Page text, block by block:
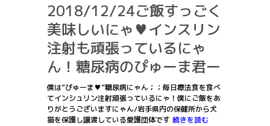
2018/12/24ご飯すっごく
美味しいにゃ♥インスリン
注射も頑張っているにゃ
ん！糖尿病のぴゅーま君ー
僕は”ぴゅーま♥”糖尿病にゃん；；毎日療法食を食べ
てインシュリン注射頑張っているにゃ！僕にご飯をあ
りがとうございますにゃん/岩手県内の保健所から犬
猫を保護し譲渡している愛護団体です 続きを読む